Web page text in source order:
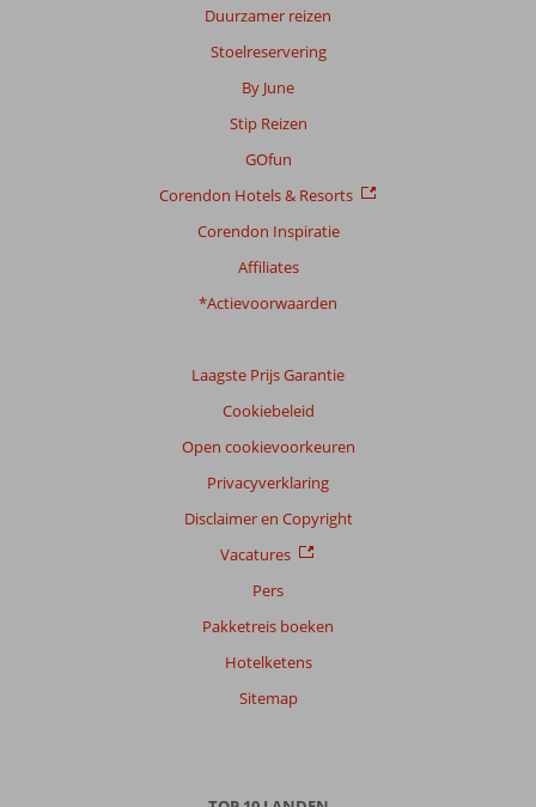
Duurzamer reizen
Stoelreservering
By June
Stip Reizen
GOfun
Corendon Hotels & Resorts
Corendon Inspiratie
Affiliates
*Actievoorwaarden
Laagste Prijs Garantie
Cookiebeleid
Open cookievoorkeuren
Privacyverklaring
Disclaimer en Copyright
Vacatures
Pers
Pakketreis boeken
Hotelketens
Sitemap